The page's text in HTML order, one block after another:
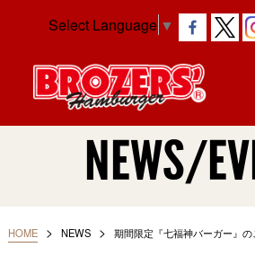
Select Language ▼
NEWS/
HOME > NEWS > 期間限定『七福神バーガー』の